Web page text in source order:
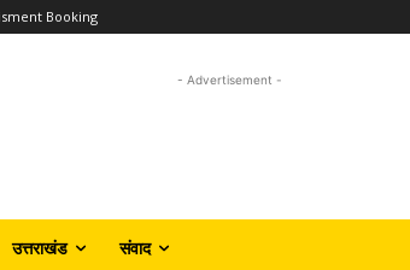
Booking
- Advertisement -
उत्तराखंड संवाद